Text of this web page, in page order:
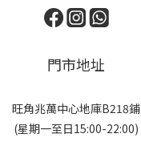
門市地址
旺角兆萬中心地庫B218鋪
(星期一至日15:00-22:00)